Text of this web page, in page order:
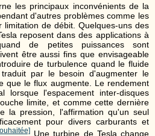
les principaux inconvénients de la
d'autres problèmes comme les
limitation de débit. Quelques-uns des
reposent dans des applications à
de petites puissances sont
être aussi fins que envisageable
de turbulence quand le fluide
par le besoin d'augmenter le
que le flux augmente. Le rendement
lorsque l'espacement inter-disques
limite, et comme cette dernière
la pression, l'affirmation qu'un seul
pour divers carburants et
Une turbine de Tesla change